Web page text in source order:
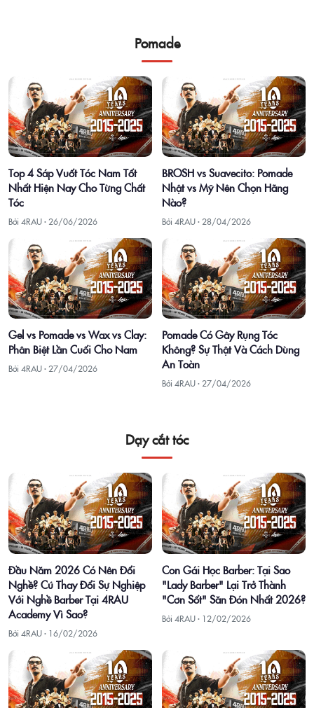
Pomade
Top 4 Sáp Vuốt Tóc Nam Tốt
Nhất Hiện Nay Cho Từng Chất
Tóc
Bởi 4RAU · 26/06/2026
BROSH vs Suavecito: Pomade
Nhật vs Mỹ Nên Chọn Hãng
Nào?
Bởi 4RAU · 28/04/2026
Gel vs Pomade vs Wax vs Clay:
Phân Biệt Lần Cuối Cho Nam
Bởi 4RAU · 27/04/2026
Pomade Có Gây Rụng Tóc
Không? Sự Thật Và Cách Dùng
An Toàn
Bởi 4RAU · 27/04/2026
Dạy cắt tóc
Đầu Năm 2026 Có Nên Đổi
Nghề? Cú Thay Đổi Sự Nghiệp
Với Nghề Barber Tại 4RAU
Academy Vì Sao?
Bởi 4RAU · 16/02/2026
Con Gái Học Barber: Tại Sao
"Lady Barber" Lại Trở Thành
"Cơn Sốt" Săn Đón Nhất 2026?
Bởi 4RAU · 12/02/2026